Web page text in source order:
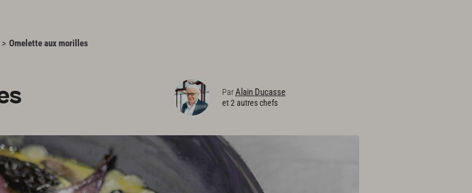
Omelette aux morilles
ParAlain Ducasse
et 2 autres chefs